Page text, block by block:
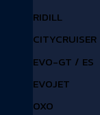
RIDILL
CITYCRUISER
EVO-GT / ES
EVOJET
OXO